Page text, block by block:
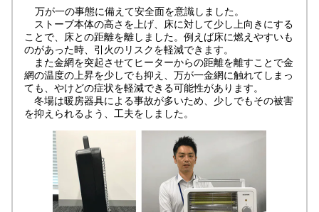
万が一の事態に備えて安全面を意識しました。
ストーブ本体の高さを上げ、床に対して少し上向きにする
ことで、床との距離を離しました。例えば床に燃えやすいも
のがあった時、引火のリスクを軽減できます。
また金網を突起させてヒーターからの距離を離すことで金
網の温度の上昇を少しでも抑え、万が一金網に触れてしまっ
ても、やけどの症状を軽減できる可能性があります。
冬場は暖房器具による事故が多いため、少しでもその被害
を抑えられるよう、工夫をしました。